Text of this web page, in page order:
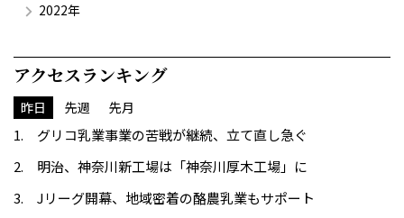
2022年
アクセスランキング
昨日 先週 先月
グリコ乳業事業の苦戦が継続、立て直し急ぐ
明治、神奈川新工場は「神奈川厚木工場」に
Jリーグ開幕、地域密着の酪農乳業もサポート